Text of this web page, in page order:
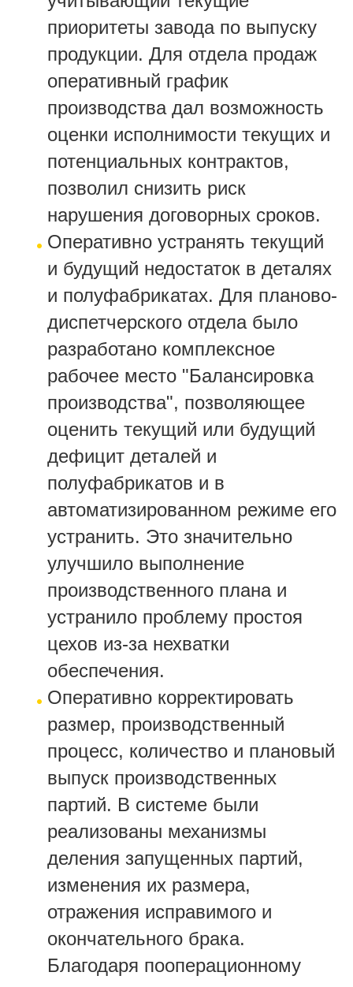
приоритеты завода по выпуску
продукции. Для отдела продаж
оперативный график
производства дал возможность
оценки исполнимости текущих и
потенциальных контрактов,
позволил снизить риск
нарушения договорных сроков.
Оперативно устранять текущий
и будущий недостаток в деталях
и полуфабрикатах. Для планово-
диспетчерского отдела было
разработано комплексное
рабочее место "Балансировка
производства", позволяющее
оценить текущий или будущий
дефицит деталей и
полуфабрикатов и в
автоматизированном режиме его
устранить. Это значительно
улучшило выполнение
производственного плана и
устранило проблему простоя
цехов из-за нехватки
обеспечения.
Оперативно корректировать
размер, производственный
процесс, количество и плановый
выпуск производственных
партий. В системе были
реализованы механизмы
деления запущенных партий,
изменения их размера,
отражения исправимого и
окончательного брака.
Благодаря пооперационному